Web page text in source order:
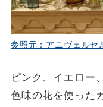
参照元：アニヴェルセ
ピンク、イエロー
色味の花を使った